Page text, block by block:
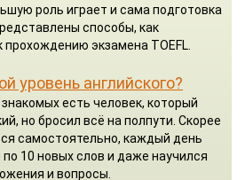
роль играет и сама подготовка
способы, как
экзамена TOEFL.
уровень английского?
есть человек, который
но бросил всё на полпути. Скорее
самостоятельно, каждый день
10 новых слов и даже научился
и вопросы.